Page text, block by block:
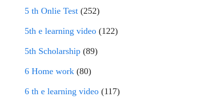
5 th Onlie Test (252)
5th e learning video (122)
5th Scholarship (89)
6 Home work (80)
6 th e learning video (117)